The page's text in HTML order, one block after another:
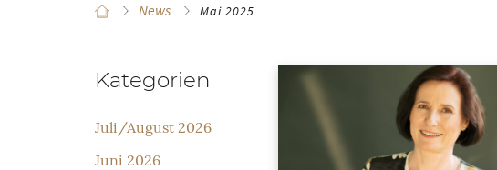
News Mai 2025
Kategorien
Juli/August 2026
Juni 2026